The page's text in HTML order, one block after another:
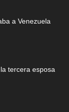
a Venezuela
tercera esposa